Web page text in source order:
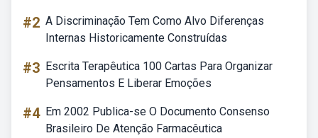
#2 A Discriminação Tem Como Alvo Diferenças
Internas Historicamente Construídas
#3 Escrita Terapêutica 100 Cartas Para Organizar
Pensamentos E Liberar Emoções
#4 Em 2002 Publica-se O Documento Consenso
Brasileiro De Atenção Farmacêutica